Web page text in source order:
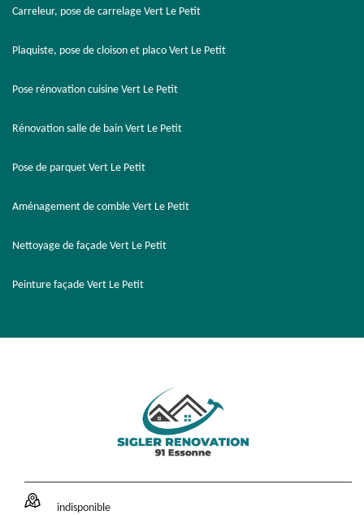
Carreleur, pose de carrelage Vert Le Petit
Plaquiste, pose de cloison et placo Vert Le Petit
Pose rénovation cuisine Vert Le Petit
Rénovation salle de bain Vert Le Petit
Pose de parquet Vert Le Petit
Aménagement de comble Vert Le Petit
Nettoyage de façade Vert Le Petit
Peinture façade Vert Le Petit
indisponible